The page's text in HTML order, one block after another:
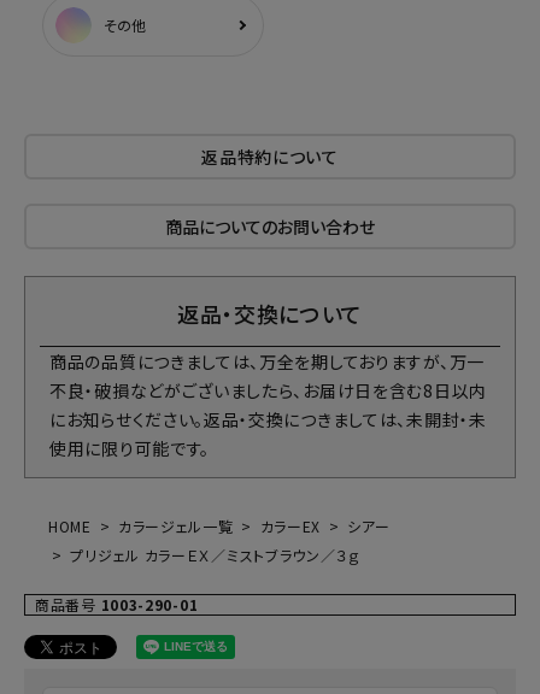
その他
返品特約について
商品についてのお問い合わせ
返品・交換について
商品の品質につきましては、万全を期しておりますが、万一
不良・破損などがございましたら、お届け日を含む8日以内
にお知らせください。返品・交換につきましては、未開封・未
使用に限り可能です。
HOME カラージェル一覧 カラーEX
シアー
プリジェル カラーＥＸ／ミストブラウン／３ｇ
商品番号 1003-290-01